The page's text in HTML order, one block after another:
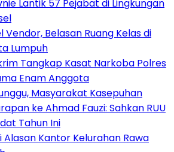
Lantik 57 Pejabat di Lingkungan
Vendor, Belasan Ruang Kelas di
Lumpuh
Tangkap Kasat Narkoba Polres
Enam Anggota
Masyarakat Kasepuhan
ke Ahmad Fauzi: Sahkan RUU
Tahun Ini
Alasan Kantor Kelurahan Rawa